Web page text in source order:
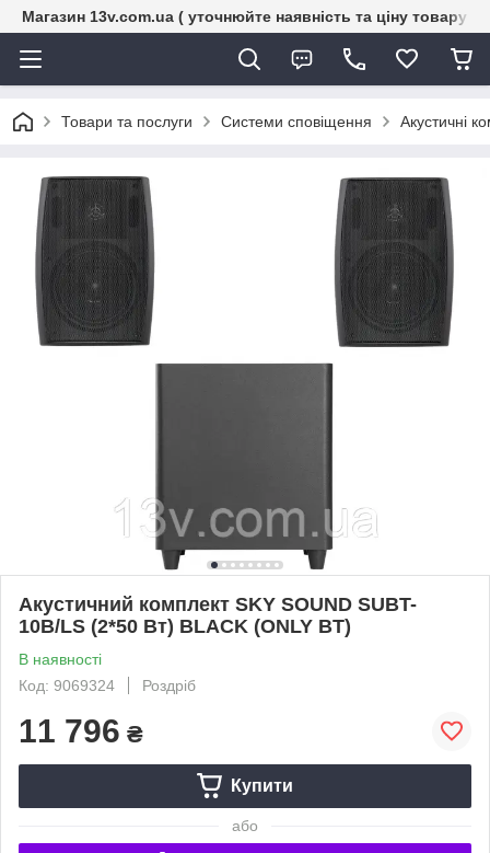
Магазин 13v.com.ua ( уточнюйте наявність та ціну товару
Товари та послуги Системи сповіщення Акустичні
Акустичний комплект SKY SOUND SUBT-
10B/LS (2*50 Вт) BLACK (ONLY BT)
В наявності
Код: 9069324
Роздріб
11 796 ₴
Купити
або